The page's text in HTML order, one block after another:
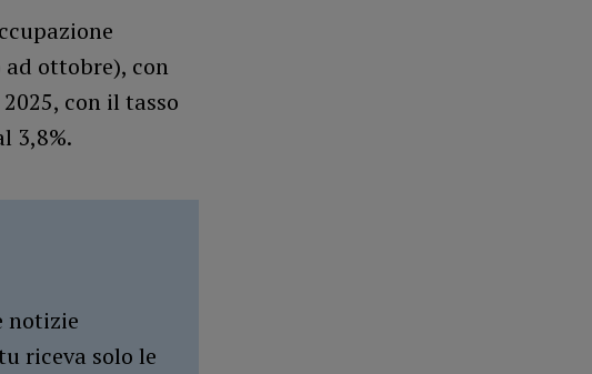
ottobre), con
con il tasso
3,8%.
notizie
riceva solo le